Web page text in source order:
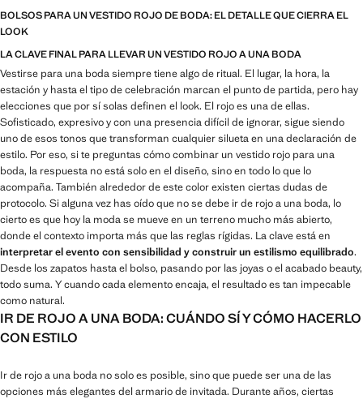
BOLSOS PARA UN VESTIDO ROJO DE BODA: EL DETALLE QUE CIERRA EL
LOOK
LA CLAVE FINAL PARA LLEVAR UN VESTIDO ROJO A UNA BODA
Vestirse para una boda siempre tiene algo de ritual. El lugar, la hora, la
estación y hasta el tipo de celebración marcan el punto de partida, pero hay
elecciones que por sí solas definen el look. El rojo es una de ellas.
Sofisticado, expresivo y con una presencia difícil de ignorar, sigue siendo
uno de esos tonos que transforman cualquier silueta en una declaración de
estilo. Por eso, si te preguntas cómo combinar un vestido rojo para una
boda, la respuesta no está solo en el diseño, sino en todo lo que lo
acompaña. También alrededor de este color existen ciertas dudas de
protocolo. Si alguna vez has oído que no se debe ir de rojo a una boda, lo
cierto es que hoy la moda se mueve en un terreno mucho más abierto,
donde el contexto importa más que las reglas rígidas. La clave está en
interpretar el evento con sensibilidad y construir un estilismo equilibrado.
Desde los zapatos hasta el bolso, pasando por las joyas o el acabado beauty,
todo suma. Y cuando cada elemento encaja, el resultado es tan impecable
como natural.
IR DE ROJO A UNA BODA: CUÁNDO SÍ Y CÓMO HACERLO
CON ESTILO
Ir de rojo a una boda no solo es posible, sino que puede ser una de las
opciones más elegantes del armario de invitada. Durante años, ciertas